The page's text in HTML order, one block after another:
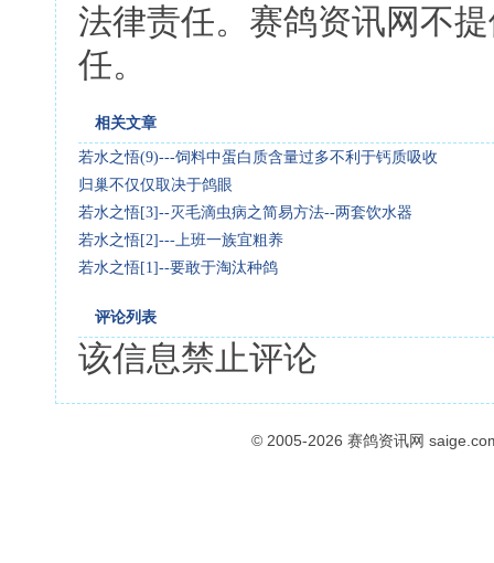
法律责任。赛鸽资讯网不
任。
相关文章
若水之悟(9)---饲料中蛋白质含量过多不利于钙质吸收
归巢不仅仅取决于鸽眼
若水之悟[3]--灭毛滴虫病之简易方法--两套饮水器
若水之悟[2]---上班一族宜粗养
若水之悟[1]--要敢于淘汰种鸽
评论列表
该信息禁止评论
© 2005-2026 赛鸽资讯网